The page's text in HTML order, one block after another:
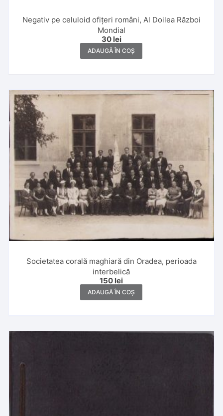
Negativ pe celuloid ofițeri români, Al Doilea Război
Mondial
30 lei
ADAUGĂ ÎN COȘ
Societatea corală maghiară din Oradea, perioada
interbelică
150 lei
ADAUGĂ ÎN COȘ